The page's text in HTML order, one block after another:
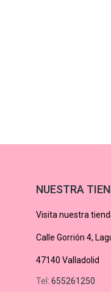
NUESTRA
Visita nuestra
Calle Gorrión 4,
47140 Valladolid
Tel: 655261250